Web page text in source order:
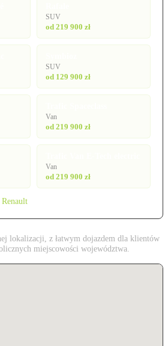
SUV
od 219 900 zł
SUV
od 129 900 zł
Van
od 219 900 zł
Van
od 219 900 zł
lokalizacji, z łatwym dojazdem dla klientów
miejscowości województwa.